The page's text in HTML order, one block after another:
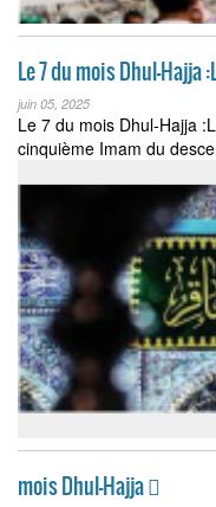
Le 7 du mois Dhul-Hajja
juin 05, 2025
Le 7 du mois Dhul-Hajja
cinquième Imam du
mois Dhul-Hajja 